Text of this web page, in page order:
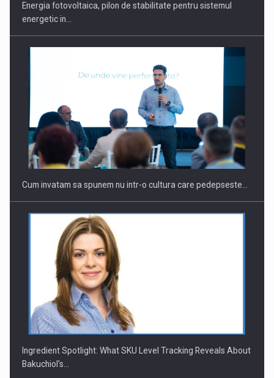
Webinar - Business Evolution-RETHINK STRATEGY-Finantare
Investitii Digitalizare
Energia fotovoltaica, pilon de stabilitate pentru sistemul
energetic in…
Cum invatam sa spunem nu intr-o cultura care pedepseste…
Ingredient Spotlight: What SKU Level Tracking Reveals About
Bakuchiol's…